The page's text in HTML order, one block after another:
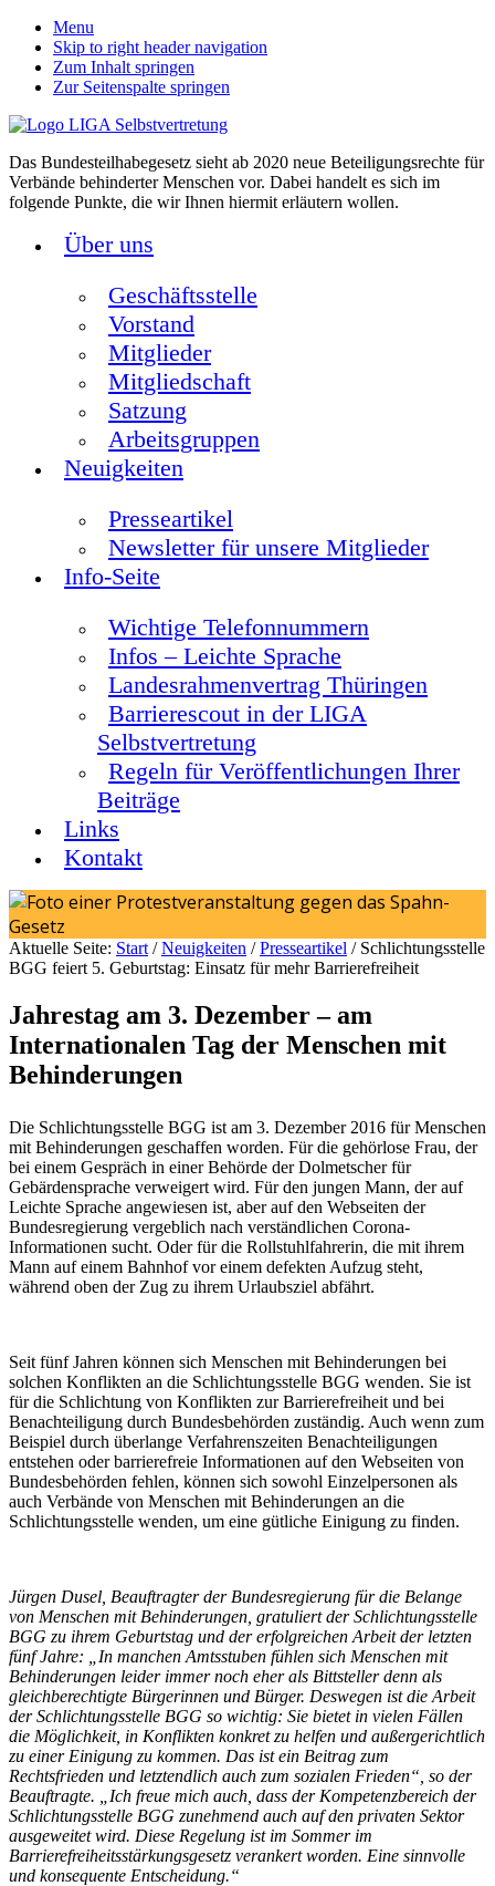
Menu
Skip to right header navigation
Zum Inhalt springen
Zur Seitenspalte springen
Das Bundesteilhabegesetz sieht ab 2020 neue Beteiligungsrechte für
Verbände behinderter Menschen vor. Dabei handelt es sich im
folgende Punkte, die wir Ihnen hiermit erläutern wollen.
Über uns
Geschäftsstelle
Vorstand
Mitglieder
Mitgliedschaft
Satzung
Arbeitsgruppen
Neuigkeiten
Presseartikel
Newsletter für unsere Mitglieder
Info-Seite
Wichtige Telefonnummern
Infos – Leichte Sprache
Landesrahmenvertrag Thüringen
Barrierescout in der LIGA
Selbstvertretung
Regeln für Veröffentlichungen Ihrer
Beiträge
Links
Kontakt
Aktuelle Seite: Start / Neuigkeiten / Presseartikel /Schlichtungsstelle
BGG feiert 5. Geburtstag: Einsatz für mehr Barrierefreiheit
Jahrestag am 3. Dezember – am
Internationalen Tag der Menschen mit
Behinderungen
Die Schlichtungsstelle BGG ist am 3. Dezember 2016 für Menschen
mit Behinderungen geschaffen worden. Für die gehörlose Frau, der
bei einem Gespräch in einer Behörde der Dolmetscher für
Gebärdensprache verweigert wird. Für den jungen Mann, der auf
Leichte Sprache angewiesen ist, aber auf den Webseiten der
Bundesregierung vergeblich nach verständlichen Corona-
Informationen sucht. Oder für die Rollstuhlfahrerin, die mit ihrem
Mann auf einem Bahnhof vor einem defekten Aufzug steht,
während oben der Zug zu ihrem Urlaubsziel abfährt.
Seit fünf Jahren können sich Menschen mit Behinderungen bei
solchen Konflikten an die Schlichtungsstelle BGG wenden. Sie ist
für die Schlichtung von Konflikten zur Barrierefreiheit und bei
Benachteiligung durch Bundesbehörden zuständig. Auch wenn zum
Beispiel durch überlange Verfahrenszeiten Benachteiligungen
entstehen oder barrierefreie Informationen auf den Webseiten von
Bundesbehörden fehlen, können sich sowohl Einzelpersonen als
auch Verbände von Menschen mit Behinderungen an die
Schlichtungsstelle wenden, um eine gütliche Einigung zu finden.
Jürgen Dusel, Beauftragter der Bundesregierung für die Belange
von Menschen mit Behinderungen, gratuliert der Schlichtungsstelle
BGG zu ihrem Geburtstag und der erfolgreichen Arbeit der letzten
fünf Jahre: „In manchen Amtsstuben fühlen sich Menschen mit
Behinderungen leider immer noch eher als Bittsteller denn als
gleichberechtigte Bürgerinnen und Bürger. Deswegen ist die Arbeit
der Schlichtungsstelle BGG so wichtig: Sie bietet in vielen Fällen
die Möglichkeit, in Konflikten konkret zu helfen und außergerichtlich
zu einer Einigung zu kommen. Das ist ein Beitrag zum
Rechtsfrieden und letztendlich auch zum sozialen Frieden“, so der
Beauftragte. „Ich freue mich auch, dass der Kompetenzbereich der
Schlichtungsstelle BGG zunehmend auch auf den privaten Sektor
ausgeweitet wird. Diese Regelung ist im Sommer im
Barrierefreiheitsstärkungsgesetz verankert worden. Eine sinnvolle
und konsequente Entscheidung.“